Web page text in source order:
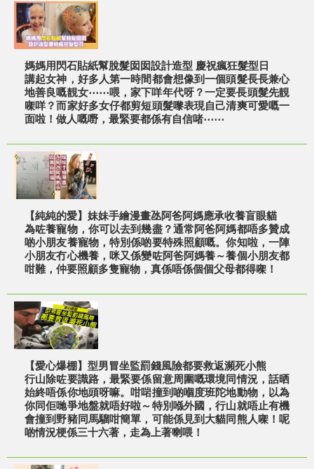
媽媽用閃石貼紙幫脫髮囡囡設計造型 慶祝瘋狂髮型日
講起女神，好多人第一時間都會想像到一個頭髮長長兼心
地善良嘅靚女⋯⋯喂，家下咩年代呀？一定要長頭髮先靚
㗎咩？而家好多女仔都剪短頭髮嚟表現自己清爽可愛嘅一
面啦！做人嘅嘢，最緊要都係有自信啫⋯⋯
【純純的愛】妹妹手繪漫畫氹阿爸阿媽應承收養盲眼貓
為咗養寵物，你可以去到幾盡？通常阿爸阿媽都唔多贊成
啲小朋友養寵物，特別係啲要特殊照顧嘅。你知啦，一陣
小朋友冇心機養，咪又係變咗阿爸阿媽養～養個小朋友都
咁難，仲要照顧多隻寵物，真係唔係個個父母都得㗎！
【愛心爆棚】型男冒坐監罰錢風險都要救返瀕死小熊
行山除咗要識路，最緊要係留意周圍嘅環境同情況，話晒
始終唔係你地頭呀嘛。咁啱撞到啲嗰度班陀地動物，以為
你同佢哋爭地盤就唔好啦～特別喺外國，行山就唔止有機
會撞到野豬同馬騮咁簡單，可能係見到大貓同熊人㗎！呢
啲情況梗係三十六著，走為上著喇喂！